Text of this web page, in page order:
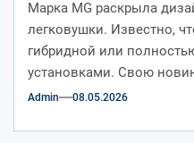
Марка MG раскрыла
легковушки. Известно,
гибридной или
установками. Свою
концерну SAIC бренд MG...
Admin 08.05.2026